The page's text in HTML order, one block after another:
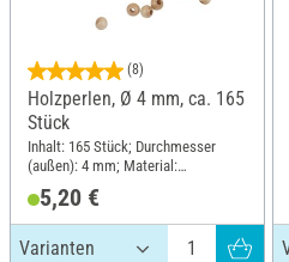
(8)
Holzperlen, Ø 4 mm, ca. 165
Stück
Inhalt: 165 Stück; Durchmesser
(außen): 4 mm; Material:
5,20 €